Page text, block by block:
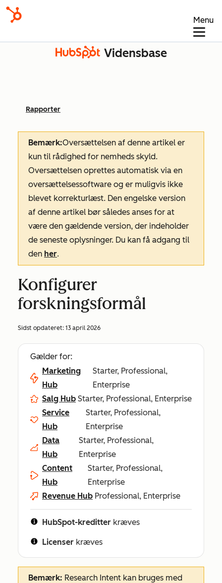
Menu
Vidensbase
Rapporter
Bemærk:Oversættelsen af denne artikel er
kun til rådighed for nemheds skyld.
Oversættelsen oprettes automatisk via en
oversættelsessoftware og er muligvis ikke
blevet korrekturlæst. Den engelske version
af denne artikel bør således anses for at
være den gældende version, der indeholder
de seneste oplysninger. Du kan få adgang til
den her.
Konfigurer
forskningsformål
Sidst opdateret: 13 april 2026
Gælder for:
Marketing
Hub
Starter, Professional,
Enterprise
Salg Hub Starter, Professional, Enterprise
Service
Hub
Starter, Professional,
Enterprise
Data
Hub
Starter, Professional,
Enterprise
Content
Hub
Starter, Professional,
Enterprise
Revenue Hub Professional, Enterprise
HubSpot-kreditter kræves
Licenser kræves
Bemærk: Research Intent kan bruges med